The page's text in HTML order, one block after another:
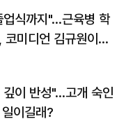
업식까지"…근육병 학
코미디언 김규원이었
깊이 반성"…고개 숙인
이길래?